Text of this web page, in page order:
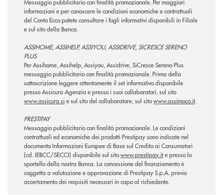
Messaggio pubblicitario con finalità promozionale. Per maggiori
informazioni e per conoscere le condizioni economiche e contrattuali
del Conto Ecco potete consultare i fogli informativi disponibili in Filiale
e sul sito della Banca.
ASSIHOME, ASSIHELP, ASSIYOU, ASSIDRIVE, SICRESCE SERENO
PLUS
Per Assihome, Assihelp, Assiyou, Assidrive, SiCresce Sereno Plus
messaggio pubblicitario con finalità promozionale. Prima della
sottoscrizione leggere attentamente il set informativo disponibile
presso Assicura Agenzia e presso i suoi collaboratori, sul sito
www.assicura.sie sul sito del collaboratore, sul sitowww.assimoco.it.
PRESTIPAY
Messaggio pubblicitario con finalità promozionale. Le condizioni
contrattuali ed economiche dei prodotti Prestipay sono indicate nel
documento Informazioni Europee di Base sul Credito ai Consumatori
(cd. IEBCC/SECCI) disponibile sul sitowww.prestipay.ite presso lo
sportello della nostra Banca. La concessione del finanziamento è
soggetta a valutazione e approvazione di Prestipay S.p.A. previo
accertamento dei requisiti necessari in capo al richiedente.